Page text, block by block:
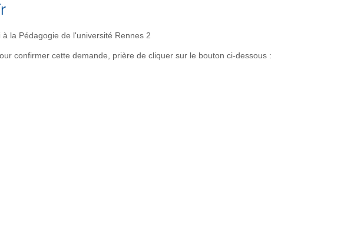
la Pédagogie de l'université Rennes 2
confirmer cette demande, prière de cliquer sur le bouton ci-dessous :